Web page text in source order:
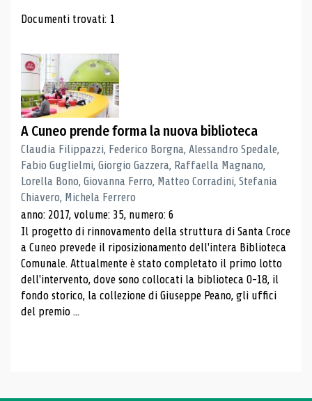
Risultati di ricerca
Documenti trovati: 1
A Cuneo prende forma la nuova biblioteca
Claudia Filippazzi, Federico Borgna, Alessandro Spedale,
Fabio Guglielmi, Giorgio Gazzera, Raffaella Magnano,
Lorella Bono, Giovanna Ferro, Matteo Corradini, Stefania
Chiavero, Michela Ferrero
anno: 2017, volume: 35, numero: 6
Il progetto di rinnovamento della struttura di Santa Croce
a Cuneo prevede il riposizionamento dell'intera Biblioteca
Comunale. Attualmente è stato completato il primo lotto
dell'intervento, dove sono collocati la biblioteca 0-18, il
fondo storico, la collezione di Giuseppe Peano, gli uffici
del premio ...